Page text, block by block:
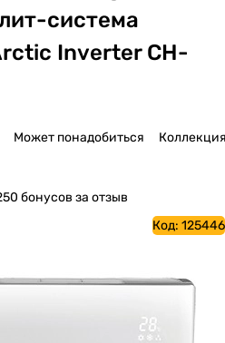
система
Inverter CH-
Может понадобиться
бонусов за отзыв
Код: 125446